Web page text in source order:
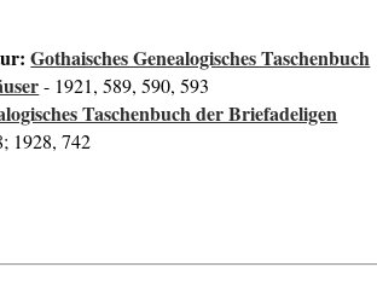
Gothaisches Genealogisches Taschenbuch
- 1921, 589, 590, 593
Taschenbuch der Briefadeligen
1928, 742